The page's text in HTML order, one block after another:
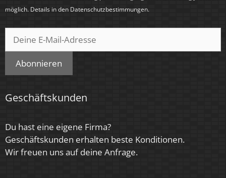
möglich. Details in den Datenschutzbestimmungen.
Abonnieren
Geschäftskunden
Du hast eine eigene Firma?
Geschäftskunden erhalten beste Konditionen.
Wir freuen uns auf deine Anfrage.